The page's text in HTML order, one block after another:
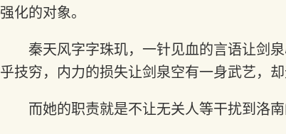
强化的对象。
秦天风字字珠玑，一针见血的言语让剑
乎技穷，内力的损失让剑泉空有一身武艺，却
而她的职责就是不让无关人等干扰到洛